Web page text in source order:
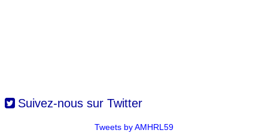
Suivez-nous sur Twitter
Tweets by AMHRL59